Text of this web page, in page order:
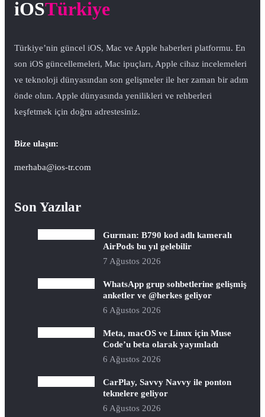
iOSTürkiye
Türkiye’nin güncel iOS, Mac ve Apple haberleri platformu. En
son iOS güncellemeleri, Mac ipuçları, Apple cihaz incelemeleri
ve teknoloji dünyasından son gelişmeler ile her zaman bir adım
önde olun. Apple dünyasında yenilikleri ve rehberleri
keşfetmek için doğru adrestesiniz.
Bize ulaşın:
merhaba@ios-tr.com
Son Yazılar
Gurman: B790 kod adlı kameralı
AirPods bu yıl gelebilir
7 Ağustos 2026
WhatsApp grup sohbetlerine gelişmiş
anketler ve @herkes geliyor
6 Ağustos 2026
Meta, macOS ve Linux için Muse
Code’u beta olarak yayımladı
6 Ağustos 2026
CarPlay, Savvy Navvy ile ponton
teknelere geliyor
6 Ağustos 2026